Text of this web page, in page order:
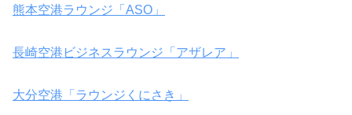
熊本空港ラウンジ「ASO」
長崎空港ビジネスラウンジ「アザレア」
大分空港「ラウンジくにさき」